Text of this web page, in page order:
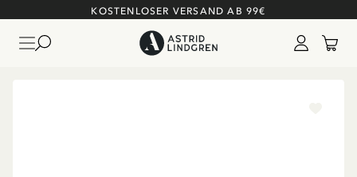
KOSTENLOSER VERSAND AB 99€